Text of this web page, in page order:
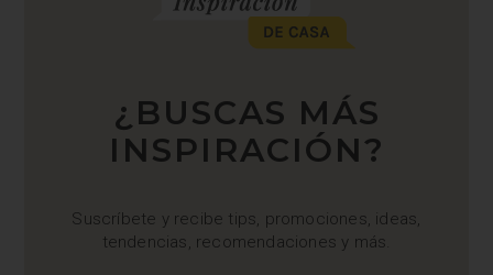
¿BUSCAS MÁS
INSPIRACIÓN?
Suscríbete y recibe tips, promociones, ideas,
tendencias, recomendaciones y más.